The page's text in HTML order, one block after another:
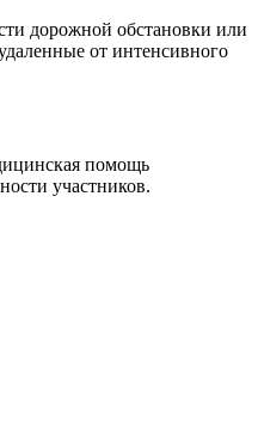
дорожной обстановки или
от интенсивного
помощь
участников.